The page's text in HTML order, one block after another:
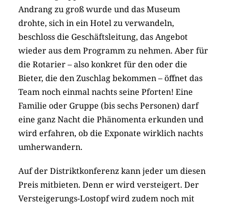
Andrang zu groß wurde und das Museum
drohte, sich in ein Hotel zu verwandeln,
beschloss die Geschäftsleitung, das Angebot
wieder aus dem Programm zu nehmen. Aber für
die Rotarier – also konkret für den oder die
Bieter, die den Zuschlag bekommen – öffnet das
Team noch einmal nachts seine Pforten! Eine
Familie oder Gruppe (bis sechs Personen) darf
eine ganz Nacht die Phänomenta erkunden und
wird erfahren, ob die Exponate wirklich nachts
umherwandern.
Auf der Distriktkonferenz kann jeder um diesen
Preis mitbieten. Denn er wird versteigert. Der
Versteigerungs-Lostopf wird zudem noch mit